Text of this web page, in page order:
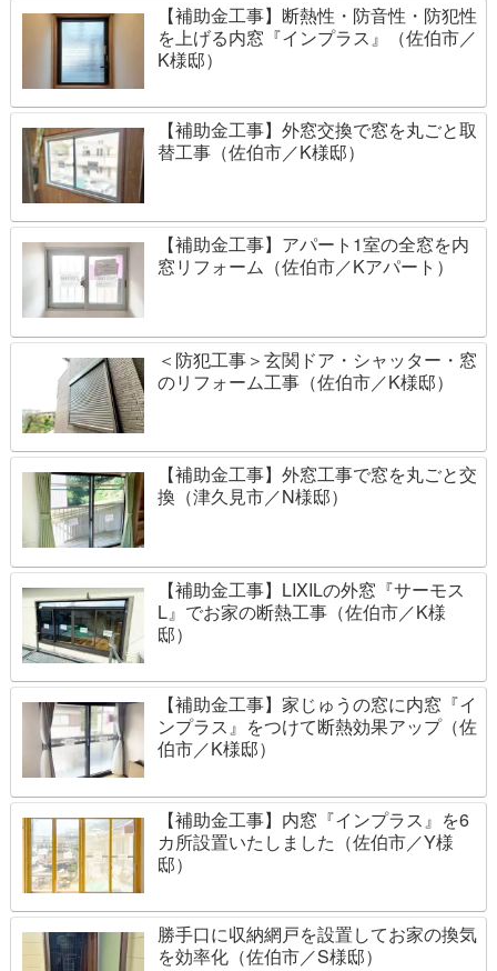
【補助金工事】断熱性・防音性・防犯性
を上げる内窓『インプラス』（佐伯市／
K様邸）
【補助金工事】外窓交換で窓を丸ごと取
替工事（佐伯市／K様邸）
【補助金工事】アパート1室の全窓を内
窓リフォーム（佐伯市／Kアパート）
＜防犯工事＞玄関ドア・シャッター・窓
のリフォーム工事（佐伯市／K様邸）
【補助金工事】外窓工事で窓を丸ごと交
換（津久見市／N様邸）
【補助金工事】LIXILの外窓『サーモス
L』でお家の断熱工事（佐伯市／K様
邸）
【補助金工事】家じゅうの窓に内窓『イ
ンプラス』をつけて断熱効果アップ（佐
伯市／K様邸）
【補助金工事】内窓『インプラス』を6
カ所設置いたしました（佐伯市／Y様
邸）
勝手口に収納網戸を設置してお家の換気
を効率化（佐伯市／S様邸）